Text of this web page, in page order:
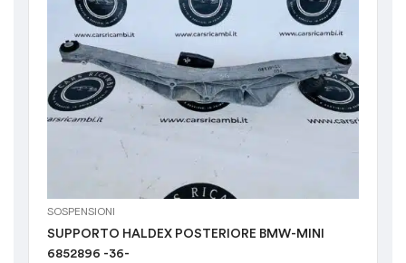
SOSPENSIONI
SUPPORTO HALDEX POSTERIORE BMW-MINI
6852896 -36-